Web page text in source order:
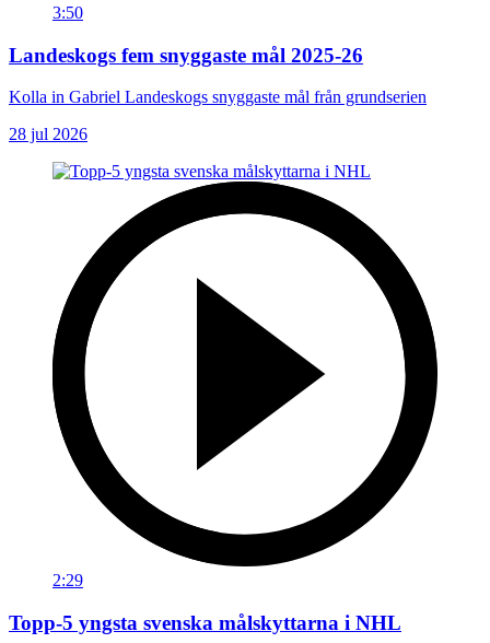
3:50
Landeskogs fem snyggaste mål 2025-26
Kolla in Gabriel Landeskogs snyggaste mål från grundserien
28 jul 2026
2:29
Topp-5 yngsta svenska målskyttarna i NHL